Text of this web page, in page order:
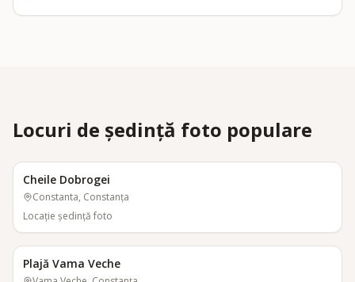
Locuri de ședință foto populare
Cheile Dobrogei
Constanta, Constanța
Locaţie şedinţă foto
Plajă Vama Veche